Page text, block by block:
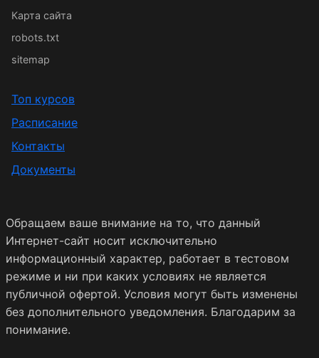
Карта сайта
robots.txt
sitemap
Топ курсов
Расписание
Контакты
Документы
Обращаем ваше внимание на то, что данный
Интернет-сайт носит исключительно
информационный характер, работает в тестовом
режиме и ни при каких условиях не является
публичной офертой. Условия могут быть изменены
без дополнительного уведомления. Благодарим за
понимание.